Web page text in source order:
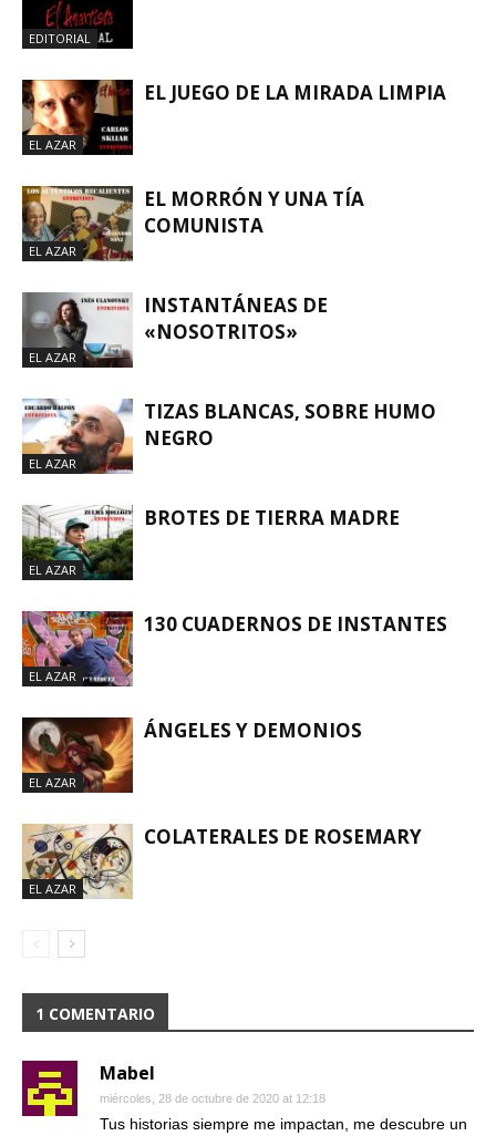
EDITORIAL
EL AZAR
EL JUEGO DE LA MIRADA LIMPIA
EL AZAR
EL MORRÓN Y UNA TÍA
COMUNISTA
EL AZAR
INSTANTÁNEAS DE
«NOSOTRITOS»
EL AZAR
TIZAS BLANCAS, SOBRE HUMO
NEGRO
EL AZAR
BROTES DE TIERRA MADRE
EL AZAR
130 CUADERNOS DE INSTANTES
EL AZAR
ÁNGELES Y DEMONIOS
EL AZAR
COLATERALES DE ROSEMARY
1 COMENTARIO
Mabel
miércoles, 28 de octubre de 2020 at 12:18
Tus historias siempre me impactan, me descubre un